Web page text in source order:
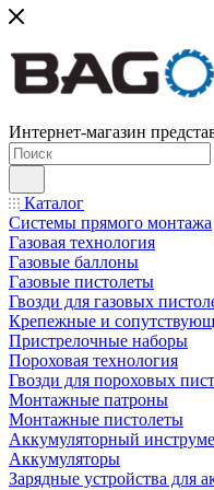
Интернет-магазин
Каталог
Системы прямого монтажа
Газовая технология
Газовые баллоны
Газовые пистолеты
Гвозди для газовых
Крепежные и
Пристрелочные наборы
Пороховая технология
Гвозди для пороховых
Монтажные патроны
Монтажные пистолеты
Аккумуляторный
Аккумуляторы
Зарядные устройства для